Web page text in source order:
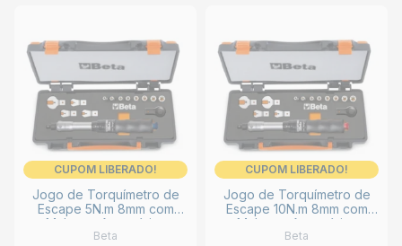
CUPOM LIBERADO!
Jogo de Torquímetro de
Escape 5N.m 8mm com
Maleta e Acessórios
006710001 BETA
Beta
CUPOM LIBERADO!
Jogo de Torquímetro de
Escape 10N.m 8mm com
Maleta e Acessórios
006710002 BETA
Beta